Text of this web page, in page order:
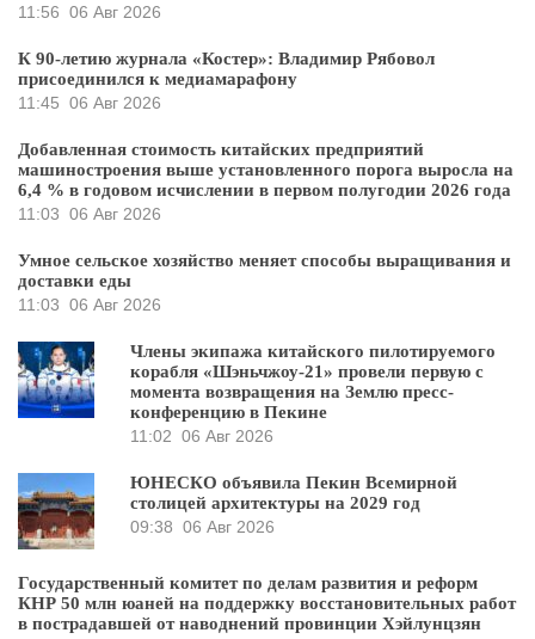
11:56 06 Авг 2026
К 90-летию журнала «Костер»: Владимир Рябовол
присоединился к медиамарафону
11:45 06 Авг 2026
Добавленная стоимость китайских предприятий
машиностроения выше установленного порога выросла на
6,4 % в годовом исчислении в первом полугодии 2026 года
11:03 06 Авг 2026
Умное сельское хозяйство меняет способы выращивания и
доставки еды
11:03 06 Авг 2026
Члены экипажа китайского пилотируемого
корабля «Шэньчжоу-21» провели первую с
момента возвращения на Землю пресс-
конференцию в Пекине
11:02 06 Авг 2026
ЮНЕСКО объявила Пекин Всемирной
столицей архитектуры на 2029 год
09:38 06 Авг 2026
Государственный комитет по делам развития и реформ
КНР 50 млн юаней на поддержку восстановительных работ
в пострадавшей от наводнений провинции Хэйлунцзян